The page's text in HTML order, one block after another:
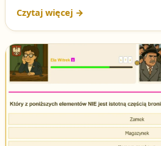
testach, a jego zrozumienie może
zdania egzaminu. W tym
czynniki pierwsze i pokazujemy,
odpowiedzieć.